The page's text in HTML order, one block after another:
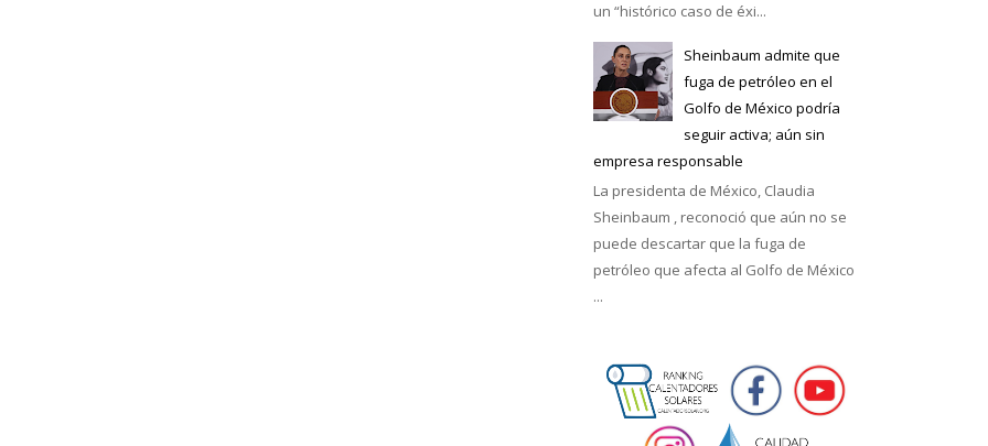
un “histórico caso de éxi...
Sheinbaum admite que
fuga de petróleo en el
Golfo de México podría
seguir activa; aún sin
empresa responsable
La presidenta de México, Claudia
Sheinbaum , reconoció que aún no se
puede descartar que la fuga de
petróleo que afecta al Golfo de México
...